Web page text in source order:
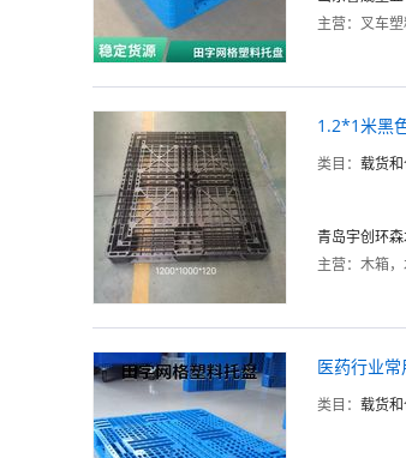
主营： 叉车
1.2*1米黑
类目： 载货
青岛宇创环
主营： 木箱
医药行业常
类目： 载货